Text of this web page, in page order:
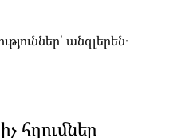
անգլերեն․
հղումներ